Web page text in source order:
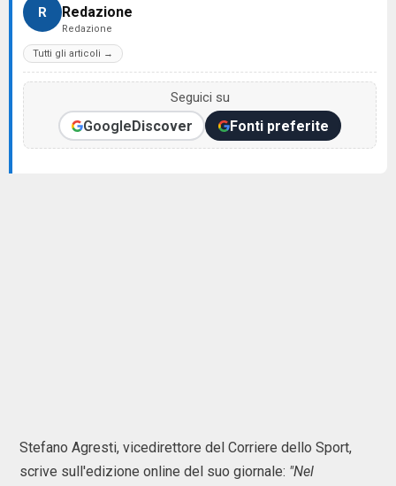
R Redazione
Redazione
Tutti gli articoli →
Seguici su
GoogleDiscover Fonti preferite
Stefano Agresti, vicedirettore del Corriere dello Sport,
scrive sull'edizione online del suo giornale: "Nel